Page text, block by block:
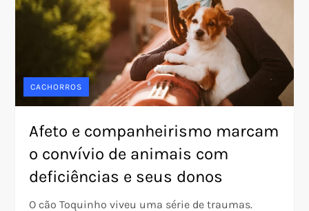
CACHORROS
Afeto e companheirismo marcam
o convívio de animais com
deficiências e seus donos
O cão Toquinho viveu uma série de traumas.